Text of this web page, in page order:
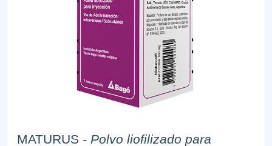
MATURUS - Polvo liofilizado para